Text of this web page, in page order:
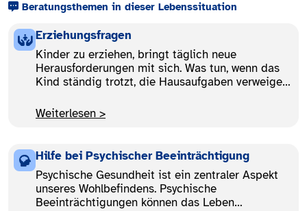
Beratungsthemen in dieser Lebenssituation
Erziehungsfragen
Kinder zu erziehen, bringt täglich neue
Herausforderungen mit sich. Was tun, wenn das
Kind ständig trotzt, die Hausaufgaben verweigert
hier, wie Sie Erziehungsfragen besser lösen,
welche Tipps den Alltag erleichtern und wie eine
Weiterlesen >
Hilfe bei Psychischer Beeinträchtigung
Psychische Gesundheit ist ein zentraler Aspekt
unseres Wohlbefindens. Psychische
Beeinträchtigungen können das Leben